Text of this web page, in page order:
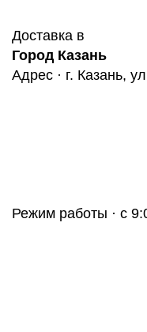
Доставка в
Город Казань
Адрес · г. Казань,
Режим работы · с